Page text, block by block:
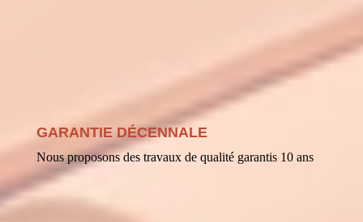
GARANTIE DÉCENNALE
Nous proposons des travaux de qualité garantis 10 ans